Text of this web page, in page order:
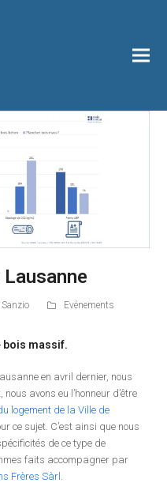
Sanzio Evénements
bois massif.
en avril dernier, nous
avons eu l’honneur d’être
logement de la Ville de
ce sujet. C’est ainsi que nous
de ce type de
faits accompagner par
Frères Sàrl